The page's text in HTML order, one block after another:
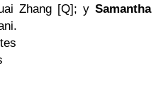
Zhang [Q]; y Samantha